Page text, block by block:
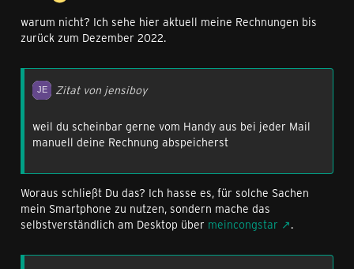
warum nicht? Ich sehe hier aktuell meine Rechnungen bis
zurück zum Dezember 2022.
Zitat von jensiboy
weil du scheinbar gerne vom Handy aus bei jeder Mail
manuell deine Rechnung abspeicherst
Woraus schließt Du das? Ich hasse es, für solche Sachen
mein Smartphone zu nutzen, sondern mache das
selbstverständlich am Desktop über meincongstar .